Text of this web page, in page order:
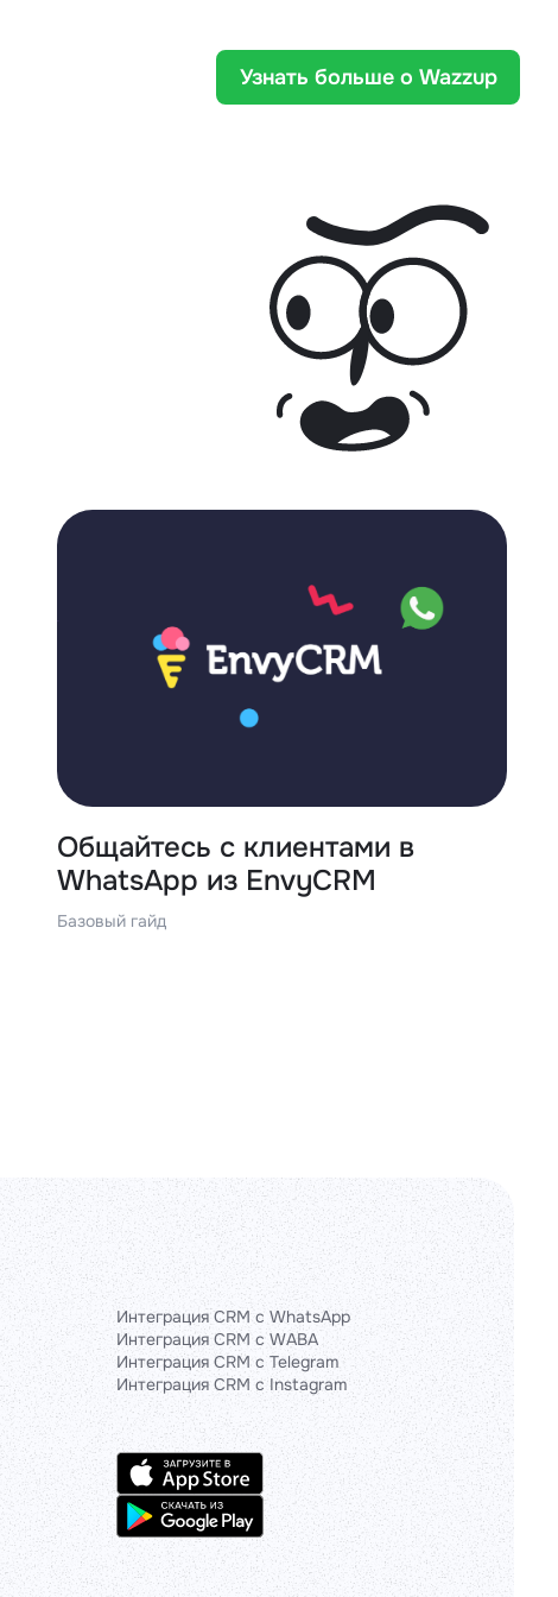
Узнать больше о Wazzup
Общайтесь с клиентами в
WhatsApp из EnvyCRM
Базовый гайд
Интеграция CRM с WhatsApp
Интеграция CRM с WABA
Интеграция CRM с Telegram
Интеграция CRM с Instagram